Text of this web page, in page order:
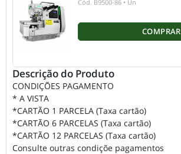
Cód. B9500-86 • Un
COMPRAR
Descrição do Produto
CONDIÇÕES PAGAMENTO
* A VISTA
*CARTÃO 1 PARCELA (Taxa cartão)
*CARTÃO 6 PARCELAS (Taxa cartão)
*CARTÃO 12 PARCELAS (Taxa cartão)
Consulte outras condiçõe pagamentos